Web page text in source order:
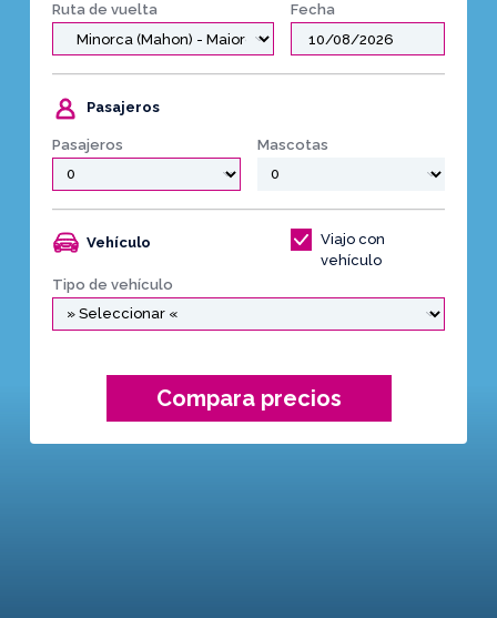
Ruta de vuelta Fecha
Pasajeros
Pasajeros Mascotas
Vehículo
Viajo con
vehículo
Tipo de vehículo
Compara precios